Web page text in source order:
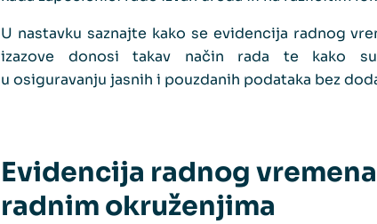
U nastavku saznajte kako se evidencija radnog
izazove donosi takav način rada te kako
u osiguravanju jasnih i pouzdanih podataka bez
Evidencija radnog
radnim okruženjima